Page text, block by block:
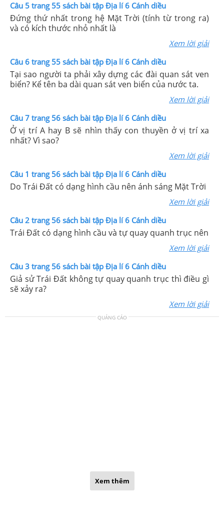
Câu 5 trang 55 sách bài tập Địa lí 6 Cánh diều
Đứng thứ nhất trong hệ Mặt Trời (tính từ trong ra)
và có kích thước nhỏ nhất là
Xem lời giải
Câu 6 trang 55 sách bài tập Địa lí 6 Cánh diều
Tại sao người ta phải xây dựng các đài quan sát ven
biển? Kể tên ba dài quan sát ven biển của nước ta.
Xem lời giải
Câu 7 trang 56 sách bài tập Địa lí 6 Cánh diều
Ở vị trí A hay B sẽ nhìn thấy con thuyền ở vị trí xa
nhất? Vì sao?
Xem lời giải
Câu 1 trang 56 sách bài tập Địa lí 6 Cánh diều
Do Trái Đất có dạng hình cầu nên ánh sáng Mặt Trời
Xem lời giải
Câu 2 trang 56 sách bài tập Địa lí 6 Cánh diều
Trái Đất có dạng hình cầu và tự quay quanh trục nên
Xem lời giải
Câu 3 trang 56 sách bài tập Địa lí 6 Cánh diều
Giả sử Trái Đất không tự quay quanh trục thì điều gì
sẽ xảy ra?
Xem lời giải
QUẢNG CÁO
Xem thêm